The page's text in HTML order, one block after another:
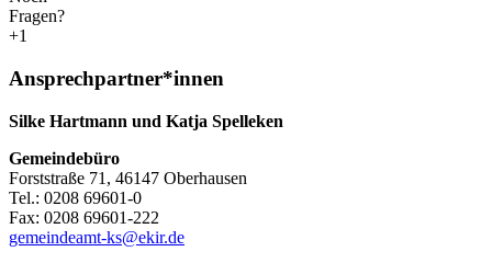
Fragen?
+1
Ansprechpartner*innen
Silke Hartmann und Katja Spelleken
Gemeindebüro
Forststraße 71, 46147 Oberhausen
Tel.: 0208 69601-0
Fax: 0208 69601-222
gemeindeamt-ks@ekir.de